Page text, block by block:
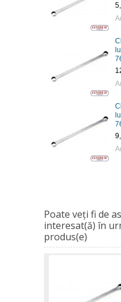
Poate veţi fi de
interesat(ă) în
produs(e)